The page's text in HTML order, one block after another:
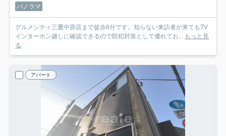
パノラマ
グルメシティ三鷹中原店まで徒歩6分です。知らない来訪者が来てもTV
インターホン越しに確認できるので防犯対策として優れてお... もっと見
る
アパート